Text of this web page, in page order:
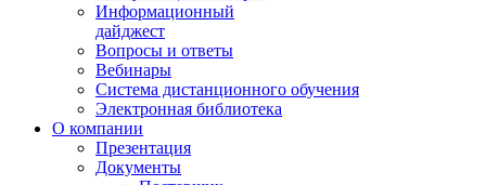
Информационный
дайджест
Вопросы и ответы
Вебинары
Система дистанционного обучения
Электронная библиотека
О компании
Презентация
Документы